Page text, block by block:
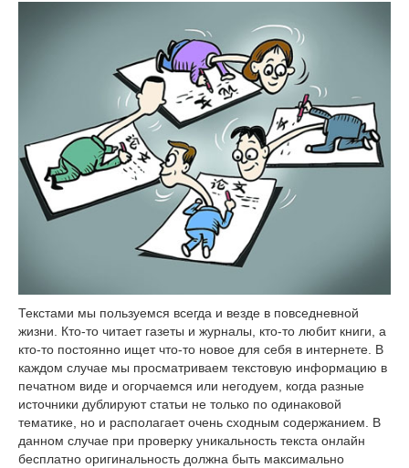
Текстами мы пользуемся всегда и везде в повседневной
жизни. Кто-то читает газеты и журналы, кто-то любит книги, а
кто-то постоянно ищет что-то новое для себя в интернете. В
каждом случае мы просматриваем текстовую информацию в
печатном виде и огорчаемся или негодуем, когда разные
источники дублируют статьи не только по одинаковой
тематике, но и располагает очень сходным содержанием. В
данном случае при проверку уникальность текста онлайн
бесплатно оригинальность должна быть максимально